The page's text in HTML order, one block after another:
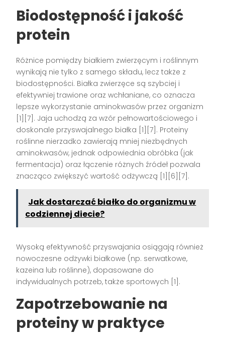
Biodostępność i jakość
protein
Różnice pomiędzy białkiem zwierzęcym i roślinnym
wynikają nie tylko z samego składu, lecz także z
biodostępności. Białka zwierzęce są szybciej i
efektywniej trawione oraz wchłaniane, co oznacza
lepsze wykorzystanie aminokwasów przez organizm
[1][7]. Jaja uchodzą za wzór pełnowartościowego i
doskonale przyswajalnego białka [1][7]. Proteiny
roślinne nierzadko zawierają mniej niezbędnych
aminokwasów, jednak odpowiednia obróbka (jak
fermentacja) oraz łączenie różnych źródeł pozwala
znacząco zwiększyć wartość odżywczą [1][6][7].
Jak dostarczać białko do organizmu w
codziennej diecie?
Wysoką efektywność przyswajania osiągają również
nowoczesne odżywki białkowe (np. serwatkowe,
kazeina lub roślinne), dopasowane do
indywidualnych potrzeb, także sportowych [1].
Zapotrzebowanie na
proteiny w praktyce